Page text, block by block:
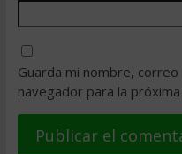
Guarda mi nombre,
navegador para la